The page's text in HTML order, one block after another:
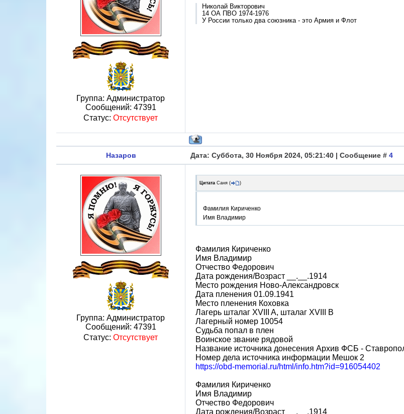
Группа: Администратор
Сообщений: 47391
Статус: Отсутствует
Николай Викторович
14 ОА ПВО 1974-1976
У России только два союзника - это Армия и Флот
Назаров Дата: Суббота, 30 Ноября 2024, 05:21:40 | Сообщение # 4
Группа: Администратор
Сообщений: 47391
Статус: Отсутствует
Цитата Саня ( )
Фамилия Кириченко
Имя Владимир
Фамилия Кириченко
Имя Владимир
Отчество Федорович
Дата рождения/Возраст __.__.1914
Место рождения Ново-Александровск
Дата пленения 01.09.1941
Место пленения Коховка
Лагерь шталаг XVIII A, шталаг XVIII B
Лагерный номер 10054
Судьба попал в плен
Воинское звание рядовой
Название источника донесения Архив ФСБ -
Номер дела источника информации Мешок 2
https://obd-memorial.ru/html/info.htm?id=916054402
Фамилия Кириченко
Имя Владимир
Отчество Федорович
Дата рождения/Возраст __.__.1914